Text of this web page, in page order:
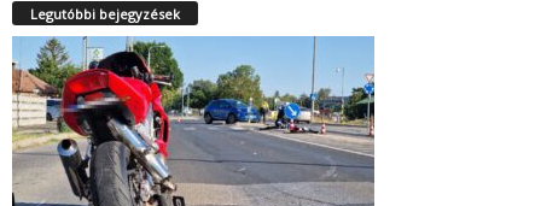
Legutóbbi bejegyzések